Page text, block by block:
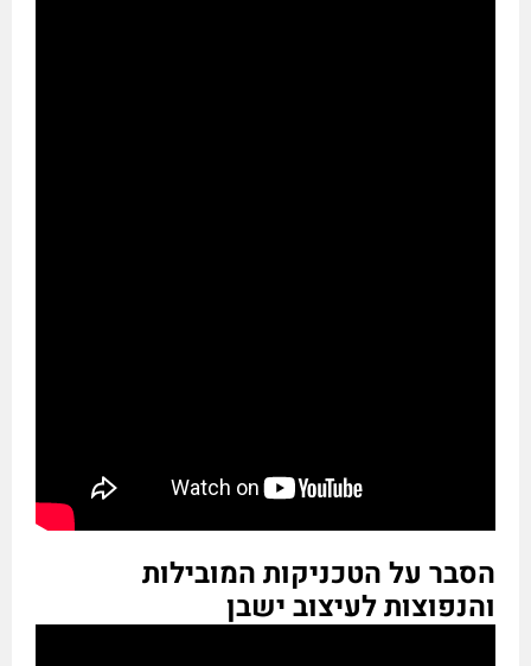
הסבר על הטכניקות המובילות
והנפוצות לעיצוב ישבן